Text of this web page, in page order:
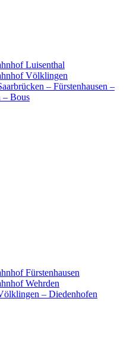
Luisenthal
Völklingen
– Fürstenhausen –
– Bous
Fürstenhausen
Wehrden
– Diedenhofen